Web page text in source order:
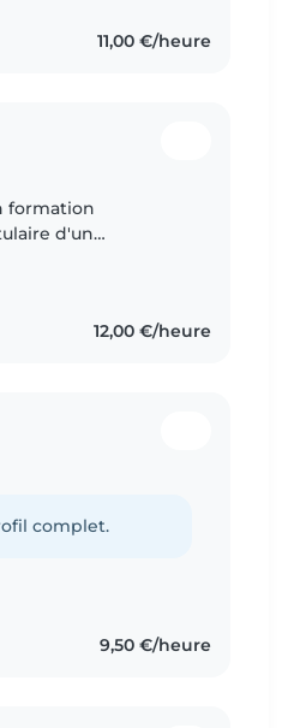
11,00 €/heure
formation
d'un
12,00 €/heure
complet.
9,50 €/heure